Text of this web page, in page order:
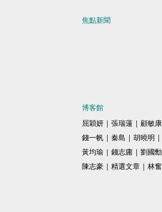
焦點新聞
博客館
屈穎妍 | 張瑞蓮 | 顧敏康
錢一帆 | 秦島 | 胡曉明 |
黃均瑜 | 錢志庸 | 劉國勳
陳志豪 | 精選文章 | 林